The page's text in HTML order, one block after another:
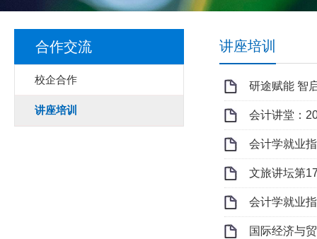
合作交流
校企合作
讲座培训
讲座培训
研途赋能 智
会计讲堂：
会计学就业
文旅讲坛第
会计学就业
国际经济与